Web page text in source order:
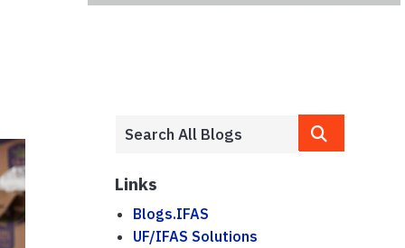
Links
Blogs.IFAS
UF/IFAS Solutions